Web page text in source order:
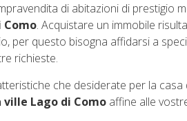
di abitazioni di prestigio
. Acquistare un immobile
per questo bisogna affidarsi a
richieste.
che desiderate per la casa
Lago di Como affine alle